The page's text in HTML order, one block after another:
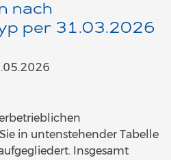
nach
per 31.03.2026
in untenstehender Tabelle
Insgesamt